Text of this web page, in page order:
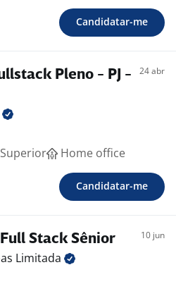
Candidatar-me
Pleno - PJ -
24 abr
Home office
Candidatar-me
Stack Sênior 10 jun
Limitada